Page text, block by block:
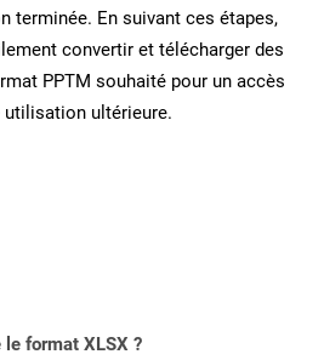
terminée. En suivant ces étapes,
convertir et télécharger des
PPTM souhaité pour un accès
utilisation ultérieure.
le format XLSX ?